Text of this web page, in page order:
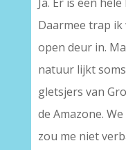
Daarmee trap
open deur in.
natuur lijkt
gletsjers van
de Amazone.
zou me niet